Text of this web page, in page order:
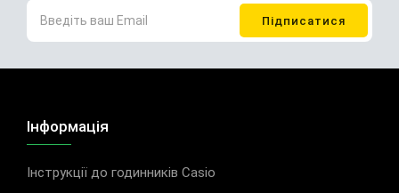
Інформація
Інструкції до годинників Casio